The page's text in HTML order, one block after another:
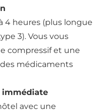
4 heures (plus longue
3). Vous vous
compressif et une
médicaments
immédiate
avec une